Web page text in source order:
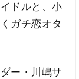
ドルと、小
ガチ恋オタ
ー・川嶋サ